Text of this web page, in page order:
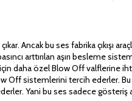
Ancak bu ses fabrika çıkışı
arttırılan aşırı besleme
daha özel Blow Off valflerine
Off sistemlerini tercih ederler.
Yani bu ses sadece gösteriş